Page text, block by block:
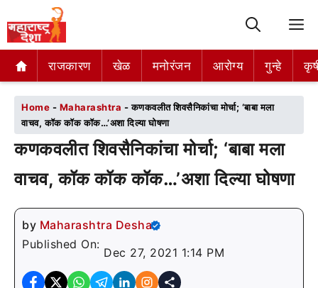
राजकारण खेळ मनोरंजन आरोग्य गुन्हे
राजकारण खेळ मनोरंजन आरोग्य गुन्हे
Home - Maharashtra -कणकवलीत शिवसैनिकांचा मोर्चा; ‘बाबा मला
वाचव, कॉक कॉक कॉक…’अशा दिल्या घोषणा
कणकवलीत शिवसैनिकांचा मोर्चा; ‘बाबा मला
वाचव, कॉक कॉक कॉक…’अशा दिल्या घोषणा
by Maharashtra Desha
Published On:
Dec 27, 2021 1:14 PM